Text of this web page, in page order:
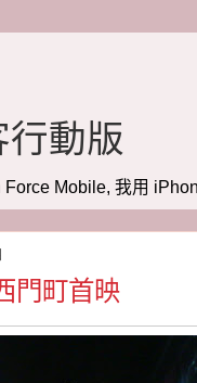
動版
Mobile, 我用
門町首映